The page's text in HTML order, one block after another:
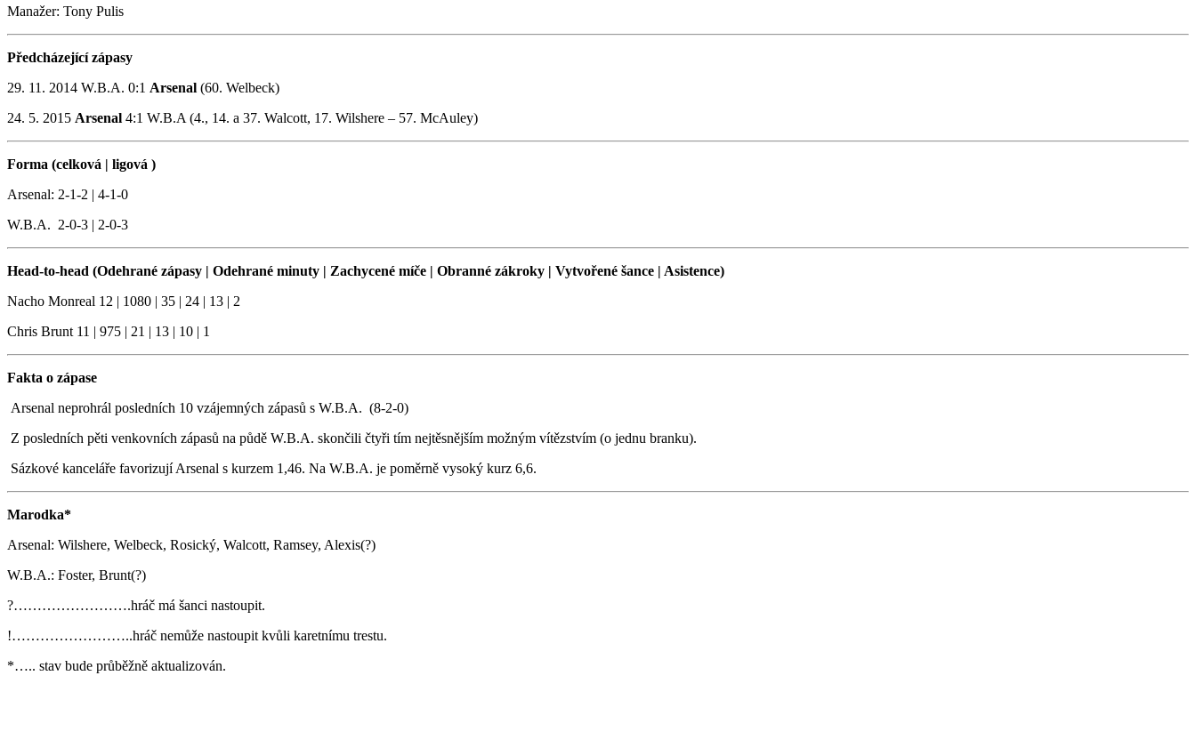
Manažer: Tony Pulis
Předcházející zápasy
29. 11. 2014 W.B.A. 0:1 Arsenal (60. Welbeck)
24. 5. 2015 Arsenal 4:1 W.B.A (4., 14. a 37. Walcott, 17. Wilshere – 57. McAuley)
Forma (celková | ligová )
Arsenal: 2-1-2 | 4-1-0
W.B.A. 2-0-3 | 2-0-3
Head-to-head (Odehrané zápasy | Odehrané minuty | Zachycené míče | Obranné zákroky | Vytvořené šance | Asistence)
Nacho Monreal 12 | 1080 | 35 | 24 | 13 | 2
Chris Brunt 11 | 975 | 21 | 13 | 10 | 1
Fakta o zápase
Arsenal neprohrál posledních 10 vzájemných zápasů s W.B.A. (8-2-0)
Z posledních pěti venkovních zápasů na půdě W.B.A. skončili čtyři tím nejtěsnějším možným vítězstvím (o jednu branku).
Sázkové kanceláře favorizují Arsenal s kurzem 1,46. Na W.B.A. je poměrně vysoký kurz 6,6.
Marodka*
Arsenal: Wilshere, Welbeck, Rosický, Walcott, Ramsey, Alexis(?)
W.B.A.: Foster, Brunt(?)
?…………………….hráč má šanci nastoupit.
!……………………..hráč nemůže nastoupit kvůli karetnímu trestu.
*….. stav bude průběžně aktualizován.